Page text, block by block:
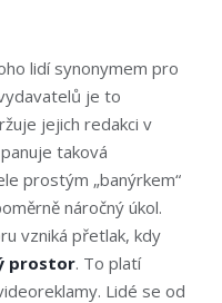
lidí synonymem pro
je to
jejich redakci v
taková
prostým „banýrkem“
náročný úkol.
vzniká přetlak, kdy
prostor. To platí
Lidé se od